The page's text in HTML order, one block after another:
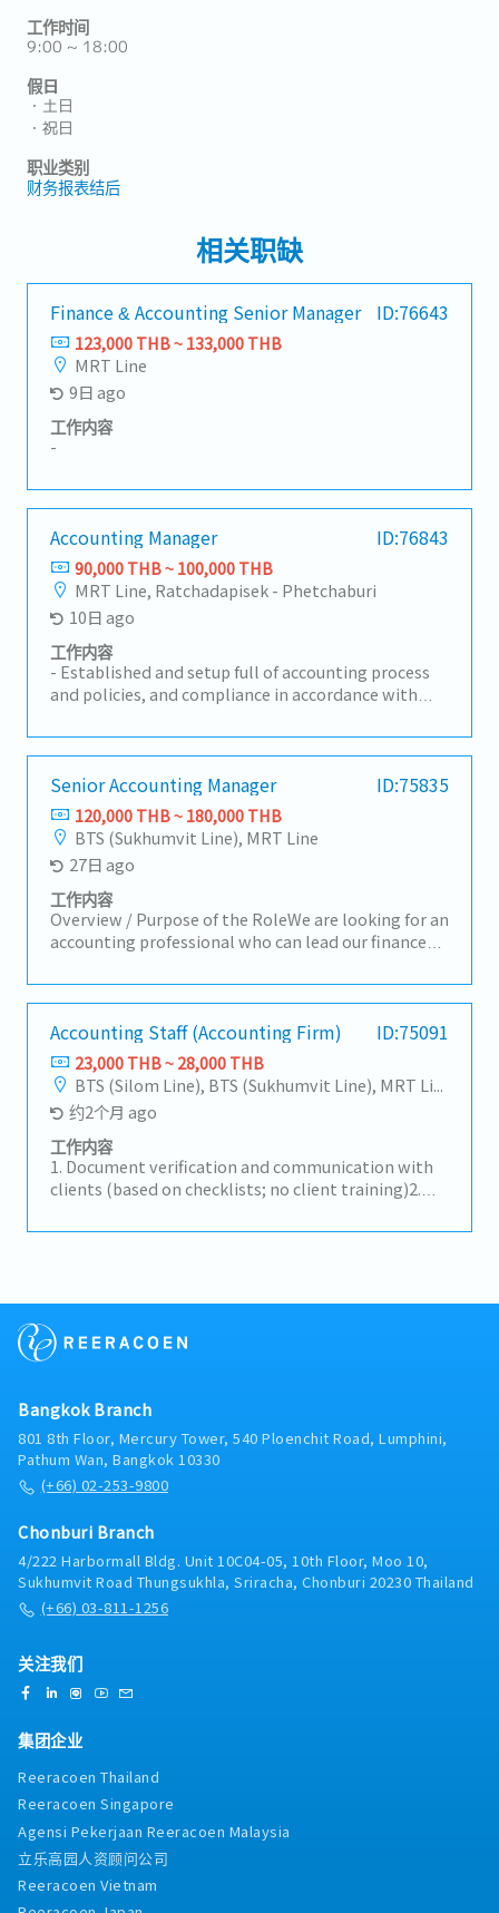
工作时间
9:00 ~ 18:00
假日
・土日
・祝日
职业类别
财务报表结后
相关职缺
Finance & Accounting Senior Manager ID:76643
123,000 THB ~ 133,000 THB
MRT Line
9日 ago
工作内容
-
Accounting Manager ID:76843
90,000 THB ~ 100,000 THB
MRT Line, Ratchadapisek - Phetchaburi
10日 ago
工作内容
- Established and setup full of accounting process
and policies, and compliance in accordance with
operation ensure accurate monthly, quarterly, and
annually closing processes,consolidation package
transparency and timely reporting and statutory
submissions.- Prepare Financial statements
compliant with TFRS-NPAE, Local GAAP, IFRS
Monetary/Non-monetary, DeferredTax, IFRS 16
Lease ROU and Transfer pricing (TP Local file).-
Verify ensure accuracy of accounting transactions
including GL, AP, AR, Inventory, OPEX/CAPEX,
CIP,Depreciated.- Liaise closely with HQ Finance
auditing matters.- Manage and control to ensure
compliance with taxes law and taxes filling
including VAT, PT.40, PP.30, PP.36,PND.54 and
corporate taxes.- Coordinate with external auditor,
banks and government authorities.- Maintain task
in responsible to meet the deadline of monthly
closing (within 3 business days).- Lead and develop
a team of 5 accountants, fostering a high-
performance culture.- Others as assigned by leader
and/or superior.
Senior Accounting Manager ID:75835
120,000 THB ~ 180,000 THB
BTS (Sukhumvit Line), MRT Line
27日 ago
工作内容
Overview / Purpose of the RoleWe are looking for an
accounting professional who can lead our finance
accounting firms. This role is not about outsourcing
responsibility, but about understanding accounting
and tax principles and leveraging external partners
appropriately.Rather than industry-specific
expertise, we value candidates with strong
fundamental knowledge in accounting and tax who
can operate independently and take ownership of
financial processes.Key Responsibilities- Lead and
manage standalone financial closing (monthly,
quarterly, annual)- Oversee consolidated financial
coordinate with the Japan HQ (including direct
standardization of accounting and tax processes-
Ensure proper use and control of external
accounting and finance-related tasks as needed
Accounting Staff (Accounting Firm) ID:75091
23,000 THB ~ 28,000 THB
BTS (Silom Line), BTS (Sukhumvit Line), MRT Line, Rama III, Ratchadapisek - Phetchaburi
约2个月 ago
工作内容
1. Document verification and communication with
clients (based on checklists; no client training)2.
documents3. Accounting data entry4. Month-
tasks assigned by manager
Bangkok Branch
801 8th Floor, Mercury Tower, 540 Ploenchit Road, Lumphini,
Pathum Wan, Bangkok 10330
(+66) 02-253-9800
Chonburi Branch
4/222 Harbormall Bldg. Unit 10C04-05, 10th Floor, Moo 10,
Sukhumvit Road Thungsukhla, Sriracha, Chonburi 20230 Thailand
(+66) 03-811-1256
关注我们
集团企业
Reeracoen Thailand
Reeracoen Singapore
Agensi Pekerjaan Reeracoen Malaysia
立乐高园人资顾问公司
Reeracoen Vietnam